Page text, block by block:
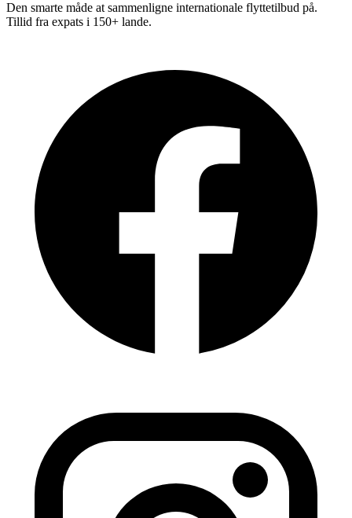
Den smarte måde at sammenligne internationale flyttetilbud på.
Tillid fra expats i 150+ lande.